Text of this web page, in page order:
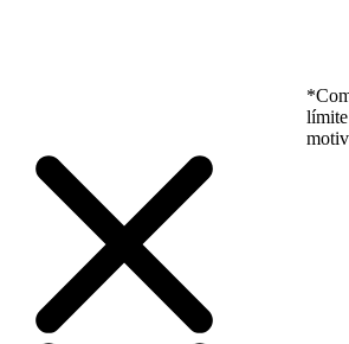
límite